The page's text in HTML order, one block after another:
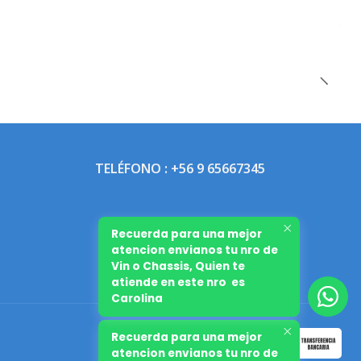
TELÉFONO : +56 9 65667345
Recuerda para una mejor
atencion envianos tu nro de
Recuerda para una mejor
atencion envianos tu nro de
Vin o Chassis, Quien te
atiende en este nro es
Carolina